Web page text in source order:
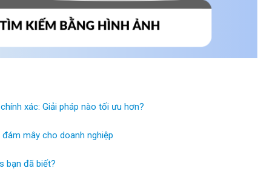
xác: Giải pháp nào tối ưu hơn?
mây cho doanh nghiệp
bạn đã biết?